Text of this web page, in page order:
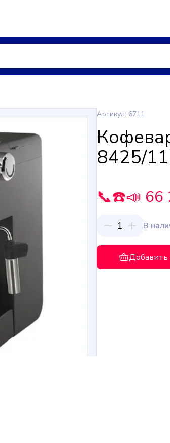
Артикул: 6711
8425/11
📞☎️📣 66
1 В
Добавить